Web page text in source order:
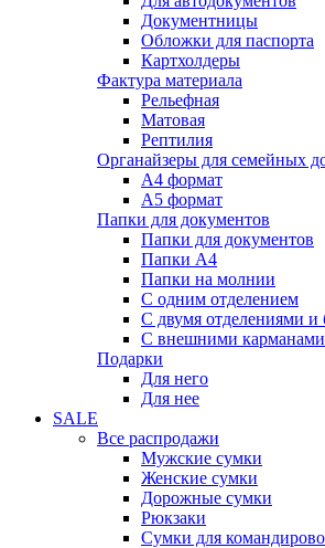
Документницы
Обложки для паспорта
Картхолдеры
Фактура материала
Рельефная
Матовая
Рептилия
Органайзеры для семейных
А4 формат
А5 формат
Папки для документов
Папки для документов
Папки А4
Папки на молнии
С одним отделением
С двумя отделениями и
С внешними карманами
Подарки
Для него
Для нее
SALE
Все распродажи
Мужские сумки
Женские сумки
Дорожные сумки
Рюкзаки
Сумки для